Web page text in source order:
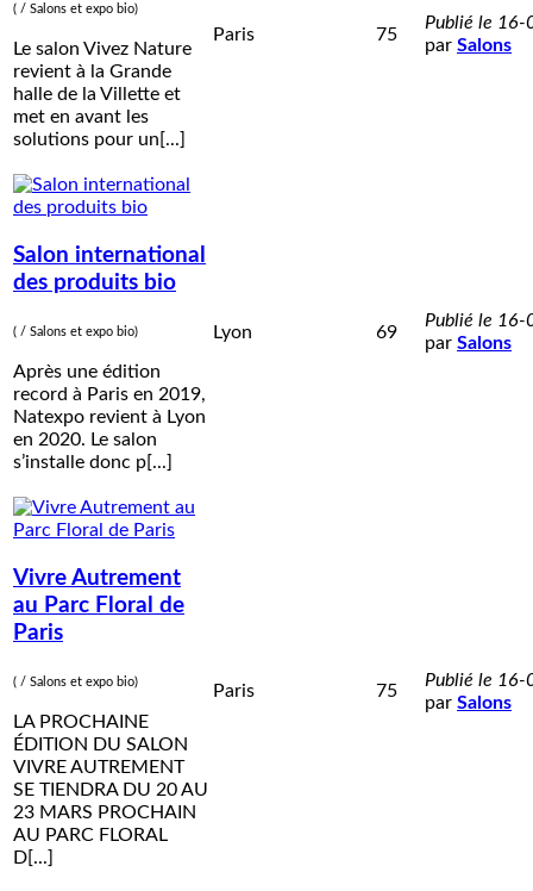
( / Salons et expo bio)
Le salon Vivez Nature
revient à la Grande
halle de la Villette et
met en avant les
solutions pour un[...]
Paris 75
Publié le 16-
par Salons
Salon international
des produits bio
( / Salons et expo bio)
Après une édition
record à Paris en 2019,
Natexpo revient à Lyon
en 2020. Le salon
s’installe donc p[...]
Lyon 69
Publié le 16-
par Salons
Vivre Autrement
au Parc Floral de
Paris
( / Salons et expo bio)
LA PROCHAINE
ÉDITION DU SALON
VIVRE AUTREMENT
SE TIENDRA DU 20 AU
23 MARS PROCHAIN
AU PARC FLORAL
D[...]
Paris 75
Publié le 16-
par Salons